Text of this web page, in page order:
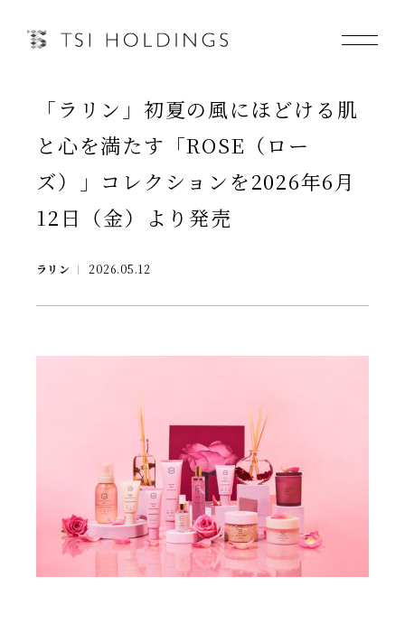
Information
Brand
Brand News
Our Purpose
Sustainability
TSIトピックス
Foreign Investor
採用情報
お問い合わせ
「ラリン」初夏の風にほどける肌
と心を満たす「ROSE（ロー
ズ）」コレクションを2026年6月
12日（金）より発売
ラリン 2026.05.12